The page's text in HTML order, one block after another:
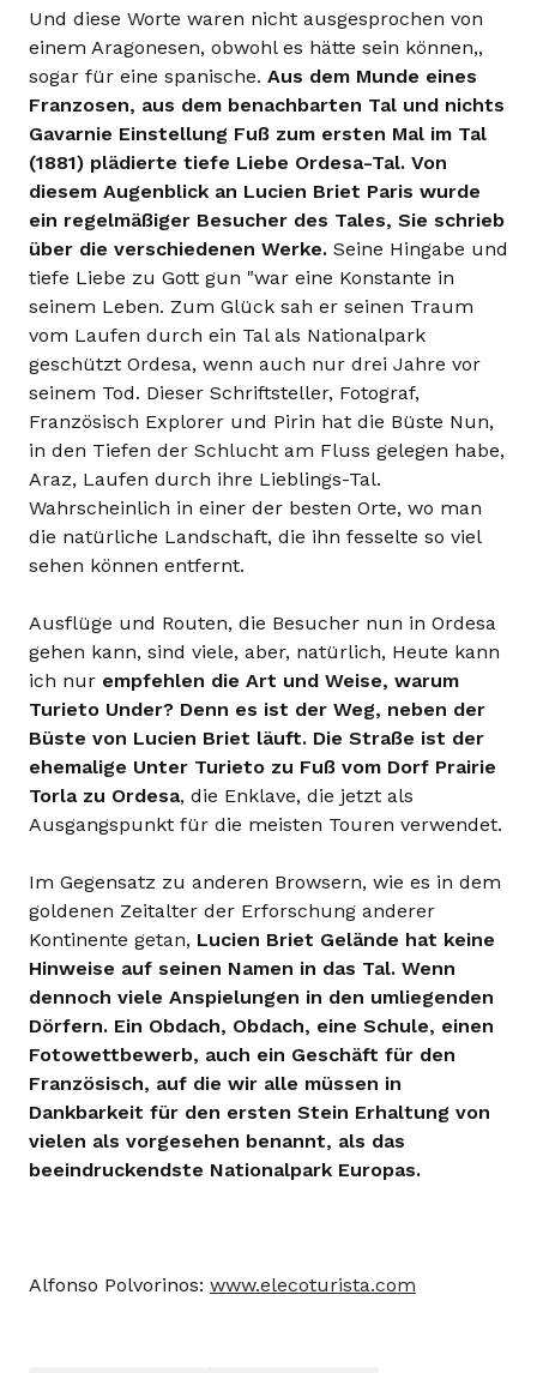
Und diese Worte waren nicht ausgesprochen von
einem Aragonesen, obwohl es hätte sein können,,
sogar für eine spanische. Aus dem Munde eines
Franzosen, aus dem benachbarten Tal und nichts
Gavarnie Einstellung Fuß zum ersten Mal im Tal
(1881) plädierte tiefe Liebe Ordesa-Tal. Von
diesem Augenblick an Lucien Briet Paris wurde
ein regelmäßiger Besucher des Tales, Sie schrieb
über die verschiedenen Werke. Seine Hingabe und
tiefe Liebe zu Gott gun "war eine Konstante in
seinem Leben. Zum Glück sah er seinen Traum
vom Laufen durch ein Tal als Nationalpark
geschützt Ordesa, wenn auch nur drei Jahre vor
seinem Tod. Dieser Schriftsteller, Fotograf,
Französisch Explorer und Pirin hat die Büste Nun,
in den Tiefen der Schlucht am Fluss gelegen habe,
Araz, Laufen durch ihre Lieblings-Tal.
Wahrscheinlich in einer der besten Orte, wo man
die natürliche Landschaft, die ihn fesselte so viel
sehen können entfernt.
Ausflüge und Routen, die Besucher nun in Ordesa
gehen kann, sind viele, aber, natürlich, Heute kann
ich nur empfehlen die Art und Weise, warum
Turieto Under? Denn es ist der Weg, neben der
Büste von Lucien Briet läuft. Die Straße ist der
ehemalige Unter Turieto zu Fuß vom Dorf Prairie
Torla zu Ordesa, die Enklave, die jetzt als
Ausgangspunkt für die meisten Touren verwendet.
Im Gegensatz zu anderen Browsern, wie es in dem
goldenen Zeitalter der Erforschung anderer
Kontinente getan, Lucien Briet Gelände hat keine
Hinweise auf seinen Namen in das Tal. Wenn
dennoch viele Anspielungen in den umliegenden
Dörfern. Ein Obdach, Obdach, eine Schule, einen
Fotowettbewerb, auch ein Geschäft für den
Französisch, auf die wir alle müssen in
Dankbarkeit für den ersten Stein Erhaltung von
vielen als vorgesehen benannt, als das
beeindruckendste Nationalpark Europas.
Alfonso Polvorinos: www.elecoturista.com